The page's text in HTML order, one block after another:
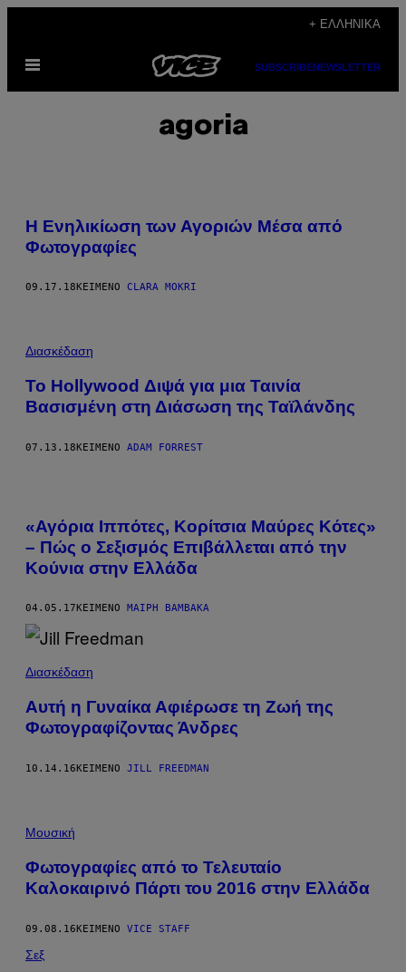
περιεχόμενο
+ ΕΛΛΗΝΙΚΆ
Ανοίξτε
μενού
SUBSCRIBENEWSLETTER
agoria
Η Ενηλικίωση των Αγοριών Μέσα από
Φωτογραφίες
09.17.18 ΚΕΊΜΕΝΟ CLARA MOKRI
Διασκέδαση
Το Hollywood Διψά για μια Ταινία
Βασισμένη στη Διάσωση της Ταϊλάνδης
07.13.18ΚΕΊΜΕΝΟ ADAM FORREST
«Αγόρια Ιππότες, Κορίτσια Μαύρες Κότες»
– Πώς ο Σεξισμός Επιβάλλεται από την
Κούνια στην Ελλάδα
04.05.17 ΚΕΊΜΕΝΟ ΜΑΊΡΗ ΒΑΜΒΑΚΆ
Διασκέδαση
Αυτή η Γυναίκα Αφιέρωσε τη Ζωή της
Φωτογραφίζοντας Άνδρες
10.14.16ΚΕΊΜΕΝΟ JILL FREEDMAN
Μουσική
Φωτογραφίες από το Τελευταίο
Καλοκαιρινό Πάρτι του 2016 στην Ελλάδα
09.08.16ΚΕΊΜΕΝΟ VICE STAFF
Σεξ